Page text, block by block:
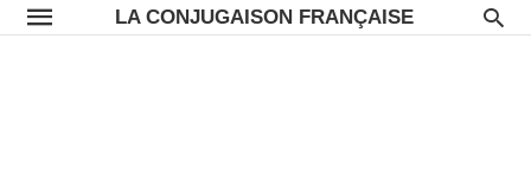
LA CONJUGAISON FRANÇAISE